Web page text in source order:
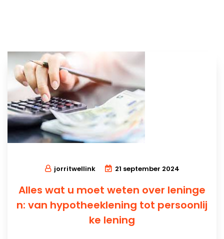
jorritwellink 21 september 2024
Alles wat u moet weten over leninge
n: van hypotheeklening tot persoonlij
ke lening